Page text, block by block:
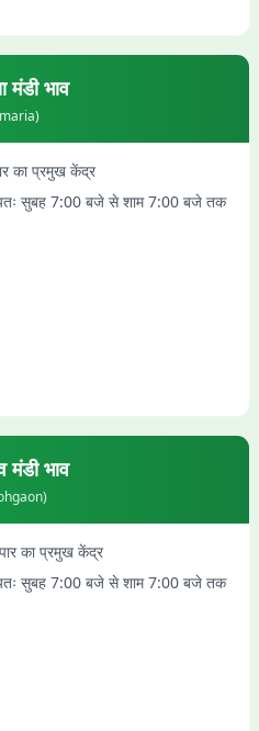
मंडी भाव
)
का प्रमुख केंद्र
सुबह 7:00 बजे से शाम 7:00 बजे तक
मंडी भाव
)
का प्रमुख केंद्र
सुबह 7:00 बजे से शाम 7:00 बजे तक